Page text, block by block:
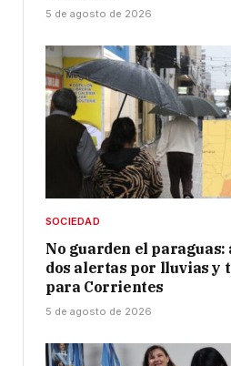
5 de agosto de 2026
SOCIEDAD
No guarden el
dos alertas por lluvias y
para Corrientes
5 de agosto de 2026